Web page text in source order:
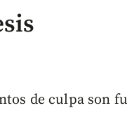
de culpa son